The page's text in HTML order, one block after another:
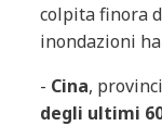
colpita finora
inondazioni
- Cina,
degli ultimi